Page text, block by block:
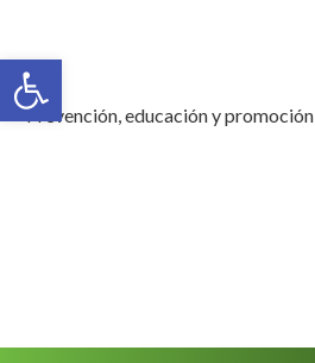
Abrir barra de herramientas
Prevención, educación y